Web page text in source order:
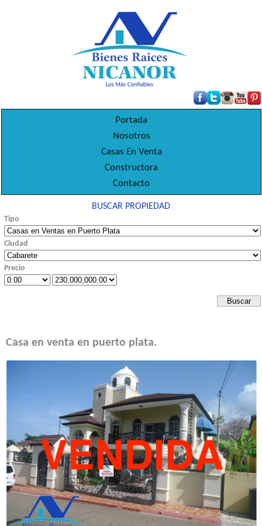
Portada
Nosotros
Casas En Venta
Constructora
Contacto
BUSCAR PROPIEDAD
Tipo
Ciudad
Precio
Casa en venta en puerto plata.